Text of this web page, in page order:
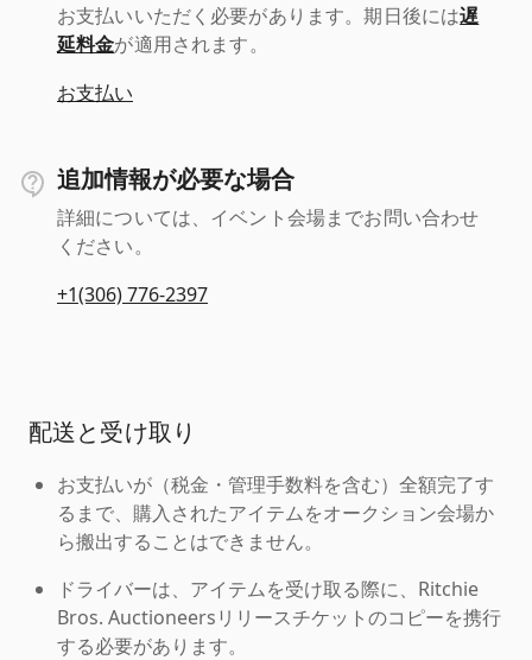
お支払いいただく必要があります。期日後には遅
延料金が適用されます。
お支払い
追加情報が必要な場合
詳細については、イベント会場までお問い合わせ
ください。
+1(306) 776-2397
配送と受け取り
お支払いが（税金・管理手数料を含む）全額完了す
るまで、購入されたアイテムをオークション会場か
ら搬出することはできません。
ドライバーは、アイテムを受け取る際に、Ritchie
Bros. Auctioneersリリースチケットのコピーを携行
する必要があります。